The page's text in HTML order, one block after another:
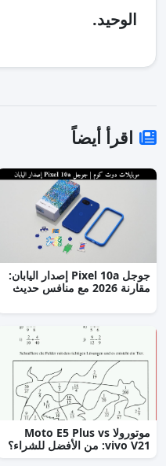
الوحيد.
اقرأ أيضاً
جوجل Pixel 10a إصدار اليابان:
مقارنة 2026 مع منافس حديث
موتورولا Moto E5 Plus vs
vivo V21: من الأفضل للشراء؟